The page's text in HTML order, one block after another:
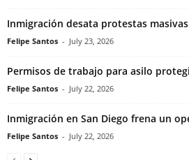
Inmigración desata protestas masivas
Felipe Santos - July 23, 2026
Permisos de trabajo para asilo
Felipe Santos - July 22, 2026
Inmigración en San Diego frena un
Felipe Santos - July 22, 2026